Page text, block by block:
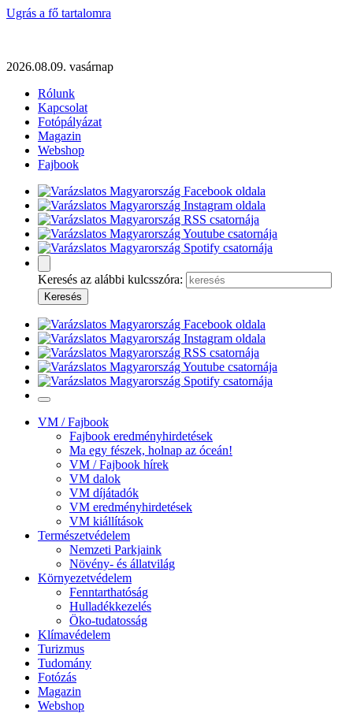
Ugrás a fő tartalomra
2026.08.09. vasárnap
Rólunk
Kapcsolat
Fotópályázat
Magazin
Webshop
Fajbook
Keresés az alábbi kulcsszóra:
VM / Fajbook
Fajbook eredményhirdetések
Ma egy fészek, holnap az óceán!
VM / Fajbook hírek
VM dalok
VM díjátadók
VM eredményhirdetések
VM kiállítások
Természetvédelem
Nemzeti Parkjaink
Növény- és állatvilág
Környezetvédelem
Fenntarthatóság
Hulladékkezelés
Öko-tudatosság
Klímavédelem
Turizmus
Tudomány
Fotózás
Magazin
Webshop